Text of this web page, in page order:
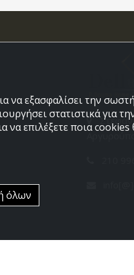
να εξασφαλίσει την σωστή
στατιστικά για
να επιλέξετε ποια cookies
όλων